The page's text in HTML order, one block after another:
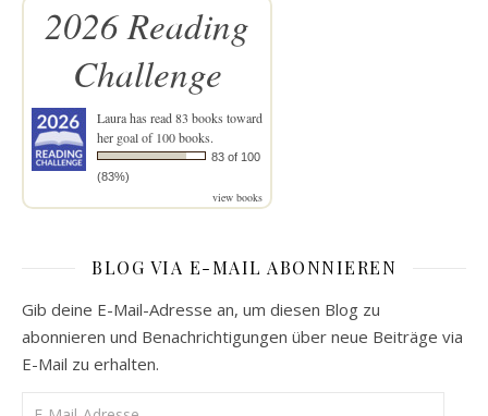
2026 Reading
Challenge
Laurahas read 83 books toward
her goal of 100 books.
83 of 100
(83%)
view books
BLOG VIA E-MAIL ABONNIEREN
Gib deine E-Mail-Adresse an, um diesen Blog zu
abonnieren und Benachrichtigungen über neue Beiträge via
E-Mail zu erhalten.
E-Mail-Adresse